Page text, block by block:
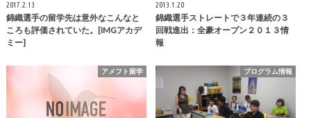
2017.2.13
錦織選手の留学先は意外なこんなと
ころも評価されていた。[IMGアカデ
ミー]
2013.1.20
錦織選手ストレートで３年連続の３
回戦進出：全豪オープン２０１３情
報
アメフト留学 プログラム情報